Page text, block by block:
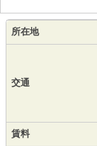
所在地
交通
賃料